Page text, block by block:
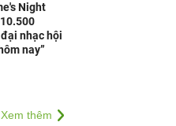
Night
nhạc hội
nay”
Xem thêm